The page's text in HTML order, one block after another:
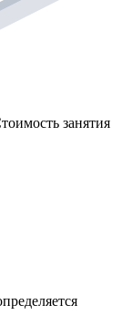
занятия